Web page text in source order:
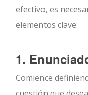
efectivo, es
elementos clave:
1.
Comience